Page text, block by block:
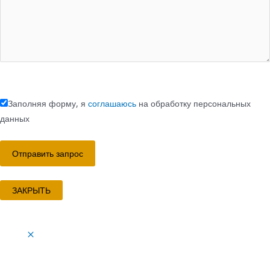
Заполняя форму, я соглашаюсь на обработку персональных
данных
ЗАКРЫТЬ